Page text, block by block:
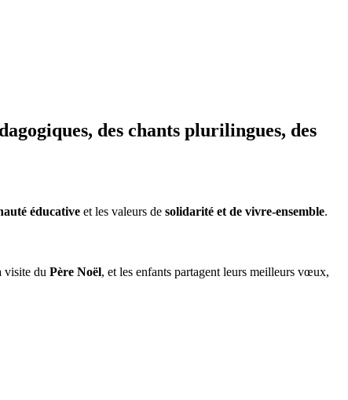
des chants plurilingues, des
éducative et les valeurs de solidarité et de vivre-ensemble.
visite du Père Noël, et les enfants partagent leurs meilleurs vœux,